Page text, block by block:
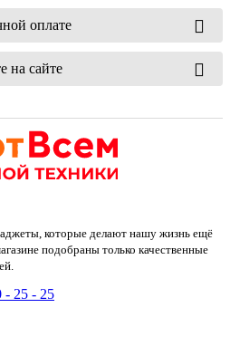
оплате
на сайте
которые делают нашу жизнь ещё
подобраны только качественные
- 25 - 25